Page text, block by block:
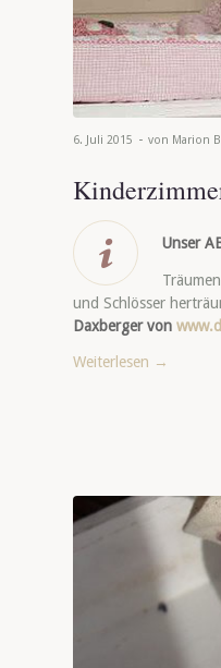
6. Juli 2015 - von Marion
Unser
und Schlösser
Daxberger von
Weiterlesen →